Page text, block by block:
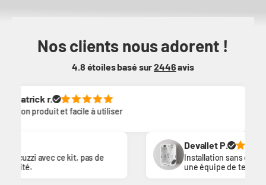
Nos clients nous adorent !
4.8 étoiles basé sur2446avis
et facile à utiliser
ce kit, pas de
Devallet P.
Installation sans difficulté avec
une équipe de techniciens